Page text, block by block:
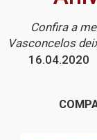
Confira a
Vasconcelos
16.04.2020